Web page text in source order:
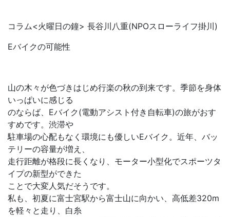
コラム<火曜日の鐘> 長谷川八重(NPOスローライフ掛川)
Eバイクの可能性
山の木々が色づきはじめ行楽の秋の到来です。季節を身体
いっぱいに感じる
のならば、Eバイク(電動アシスト付き自転車)の旅がおす
すめです。渋滞や
駐車場の心配もなく環境にも優しいEバイク。近年、バッ
テリーの容量が増え、
走行距離が格段に長くなり、モーター小型化でスポーツタ
イプの新型ができた
ことで大変人気だそうです。
私も、初夏に富士宮駅から富士山に向かい、高低差320m
を軽々と走り、白糸